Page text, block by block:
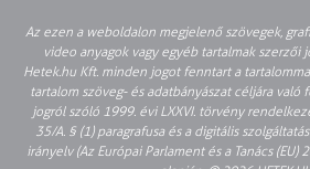
Az ezen a weboldalon megjelenő szövegek,
video anyagok vagy egyéb tartalmak szerzői
Hetek.hu Kft. minden jogot fenntart a
tartalom szöveg- és adatbányászat céljára való
jogról szóló 1999. évi LXXVI. törvény
35/A. § (1) paragrafusa és a digitális
irányelv (Az Európai Parlament és a Tanács